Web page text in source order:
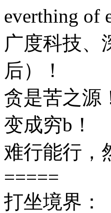
everthing of
广度科技、
后）！
贪是苦之源
变成穷b！
难行能行，
=====
打坐境界：